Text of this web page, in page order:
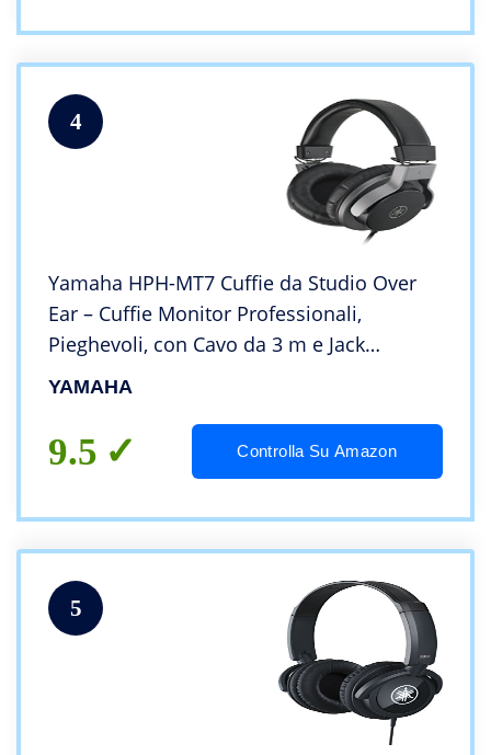
4
Yamaha HPH-MT7 Cuffie da Studio Over
Ear – Cuffie Monitor Professionali,
Pieghevoli, con Cavo da 3 m e Jack
Adattatore Stereo Standard da 6,3 mm –
YAMAHA
9.5 Controlla Su Amazon
5